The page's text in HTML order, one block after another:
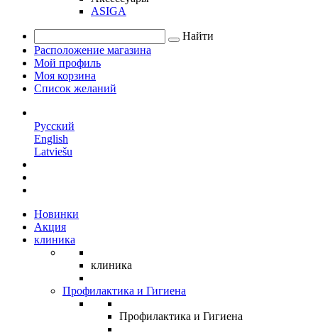
ASIGA
Найти
Расположение магазина
Мой профиль
Моя корзина
Список желаний
Русский
English
Latviešu
Новинки
Акция
клиника
клиника
Профилактика и Гигиена
Профилактика и Гигиена